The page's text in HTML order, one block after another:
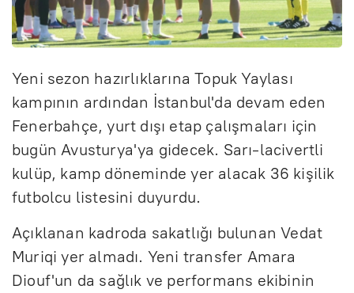
Yeni sezon hazırlıklarına Topuk Yaylası
kampının ardından İstanbul'da devam eden
Fenerbahçe, yurt dışı etap çalışmaları için
bugün Avusturya'ya gidecek. Sarı-lacivertli
kulüp, kamp döneminde yer alacak 36 kişilik
futbolcu listesini duyurdu.
Açıklanan kadroda sakatlığı bulunan Vedat
Muriqi yer almadı. Yeni transfer Amara
Diouf'un da sağlık ve performans ekibinin